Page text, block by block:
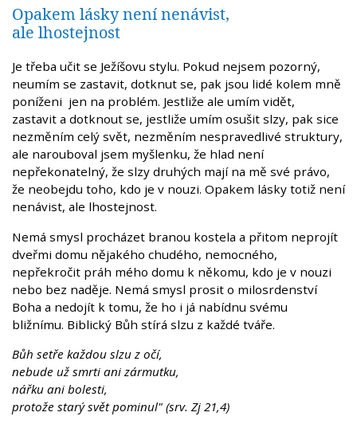
Opakem lásky není nenávist,
ale lhostejnost
Je třeba učit se Ježíšovu stylu. Pokud nejsem pozorný,
neumím se zastavit, dotknut se, pak jsou lidé kolem mně
poníženi jen na problém. Jestliže ale umím vidět,
zastavit a dotknout se, jestliže umím osušit slzy, pak sice
nezměním celý svět, nezměním nespravedlivé struktury,
ale narouboval jsem myšlenku, že hlad není
nepřekonatelný, že slzy druhých mají na mě své právo,
že neobejdu toho, kdo je v nouzi. Opakem lásky totiž není
nenávist, ale lhostejnost.
Nemá smysl procházet branou kostela a přitom neprojít
dveřmi domu nějakého chudého, nemocného,
nepřekročit práh mého domu k někomu, kdo je v nouzi
nebo bez naděje. Nemá smysl prosit o milosrdenství
Boha a nedojít k tomu, že ho i já nabídnu svému
bližnímu. Biblický Bůh stírá slzu z každé tváře.
Bůh setře každou slzu z očí,
nebude už smrti ani zármutku,
nářku ani bolesti,
protože starý svět pominul" (srv. Zj 21,4)